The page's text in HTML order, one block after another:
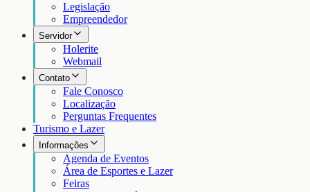
Legislação
Empreendedor
Servidor
Holerite
Webmail
Contato
Fale Conosco
Localização
Perguntas Frequentes
Turismo e Lazer
Informações
Agenda de Eventos
Área de Esportes e Lazer
Feiras